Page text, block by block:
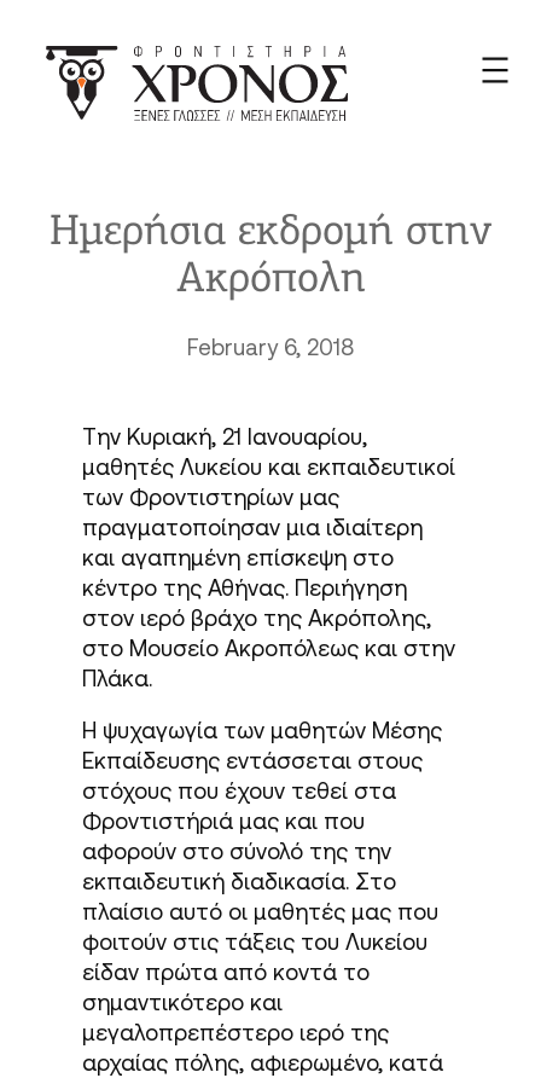
content
Ημερήσια εκδρομή στην
Ακρόπολη
February 6, 2018
Την Κυριακή, 21 Ιανουαρίου,
μαθητές Λυκείου και εκπαιδευτικοί
των Φροντιστηρίων μας
πραγματοποίησαν μια ιδιαίτερη
και αγαπημένη επίσκεψη στο
κέντρο της Αθήνας. Περιήγηση
στον ιερό βράχο της Ακρόπολης,
στο Μουσείο Ακροπόλεως και στην
Πλάκα.
Η ψυχαγωγία των μαθητών Μέσης
Εκπαίδευσης εντάσσεται στους
στόχους που έχουν τεθεί στα
Φροντιστήριά μας και που
αφορούν στο σύνολό της την
εκπαιδευτική διαδικασία. Στο
πλαίσιο αυτό οι μαθητές μας που
φοιτούν στις τάξεις του Λυκείου
είδαν πρώτα από κοντά το
σημαντικότερο και
μεγαλοπρεπέστερο ιερό της
αρχαίας πόλης, αφιερωμένο, κατά